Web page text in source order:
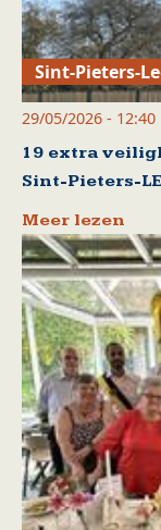
Sint-Pieters-
29/05/2026 - 12:40
19 extra
Sint-Pieters-
Meer lezen